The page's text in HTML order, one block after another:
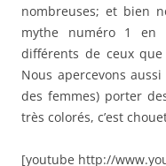
nombreuses; et bien
mythe numéro 1 en
différents de ceux
Nous apercevons
des femmes) porter
très colorés, c’est
[youtube http://